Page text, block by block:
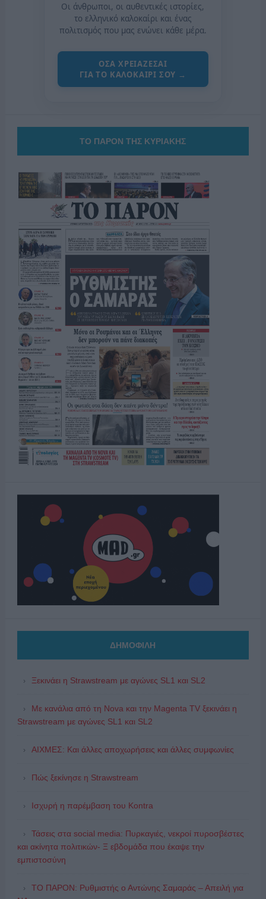
Οι άνθρωποι, οι αυθεντικές ιστορίες,
το ελληνικό καλοκαίρι και ένας
πολιτισμός που μας ενώνει κάθε μέρα.
ΟΣΑ ΧΡΕΙΑΖΕΣΑΙ
ΓΙΑ ΤΟ ΚΑΛΟΚΑΙΡΙ ΣΟΥ →
ΤΟ ΠΑΡΟΝ ΤΗΣ ΚΥΡΙΑΚΗΣ
ΔΗΜΟΦΙΛΗ
Ξεκινάει η Strawstream με αγώνες SL1 και SL2
Με κανάλια από τη Nova και την Magenta TV ξεκινάει η
Strawstream με αγώνες SL1 και SL2
ΑΙΧΜΕΣ: Και άλλες αποχωρήσεις και άλλες συμφωνίες
Πώς ξεκίνησε η Strawstream
Ισχυρή η παρέμβαση του Kontra
Τάσεις στα social media: Πυρκαγιές, νεκροί πυροσβέστες
και ακίνητα πολιτικών- Ξ εβδομάδα που έκαψε την
εμπιστοσύνη
ΤΟ ΠΑΡΟΝ: Ρυθμιστής ο Αντώνης Σαμαράς – Απειλή για